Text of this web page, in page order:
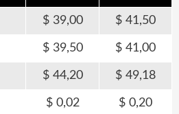
39,00 41,50
39,50 41,00
44,20 49,18
0,02 0,20